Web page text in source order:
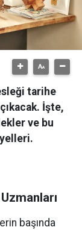
tarihe
İşte,
ve bu
başında